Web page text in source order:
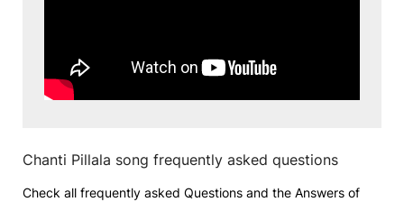
Chanti Pillala song frequently asked questions
Check all frequently asked Questions and the Answers of